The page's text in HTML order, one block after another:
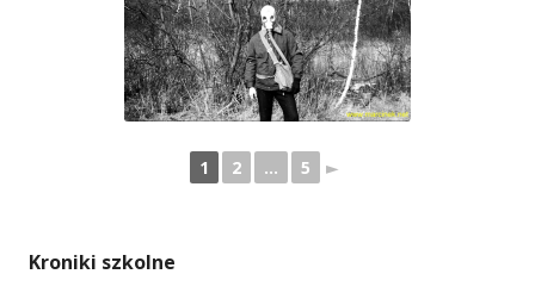
1 2 ... 5 ►
Kroniki szkolne